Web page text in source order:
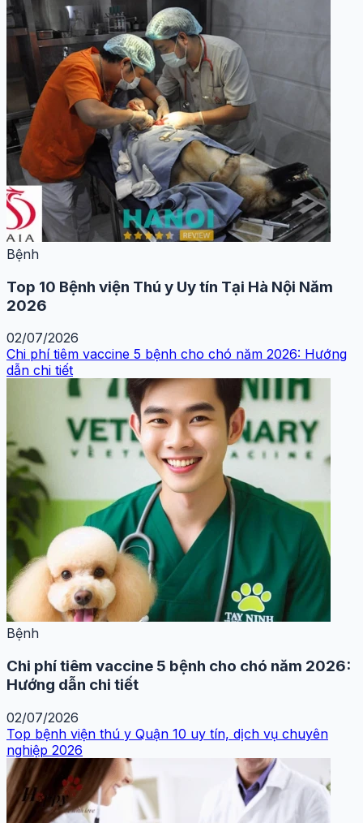
Bệnh
Top 10 Bệnh viện Thú y Uy tín Tại Hà Nội Năm
2026
02/07/2026
Chi phí tiêm vaccine 5 bệnh cho chó năm 2026: Hướng
dẫn chi tiết
Bệnh
Chi phí tiêm vaccine 5 bệnh cho chó năm 2026:
Hướng dẫn chi tiết
02/07/2026
Top bệnh viện thú y Quận 10 uy tín, dịch vụ chuyên
nghiệp 2026